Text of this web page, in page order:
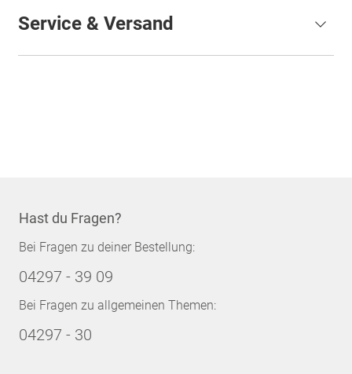
Service & Versand
Hast du Fragen?
Bei Fragen zu deiner Bestellung:
04297 - 39 09
Bei Fragen zu allgemeinen Themen:
04297 - 30